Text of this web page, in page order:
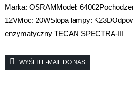
Marka: OSRAMModel: 64002
12VMoc: 20WStopa lampy: K23D
enzymatyczny TECAN SPECTRA-III
WYŚLIJ E-MAIL DO NAS